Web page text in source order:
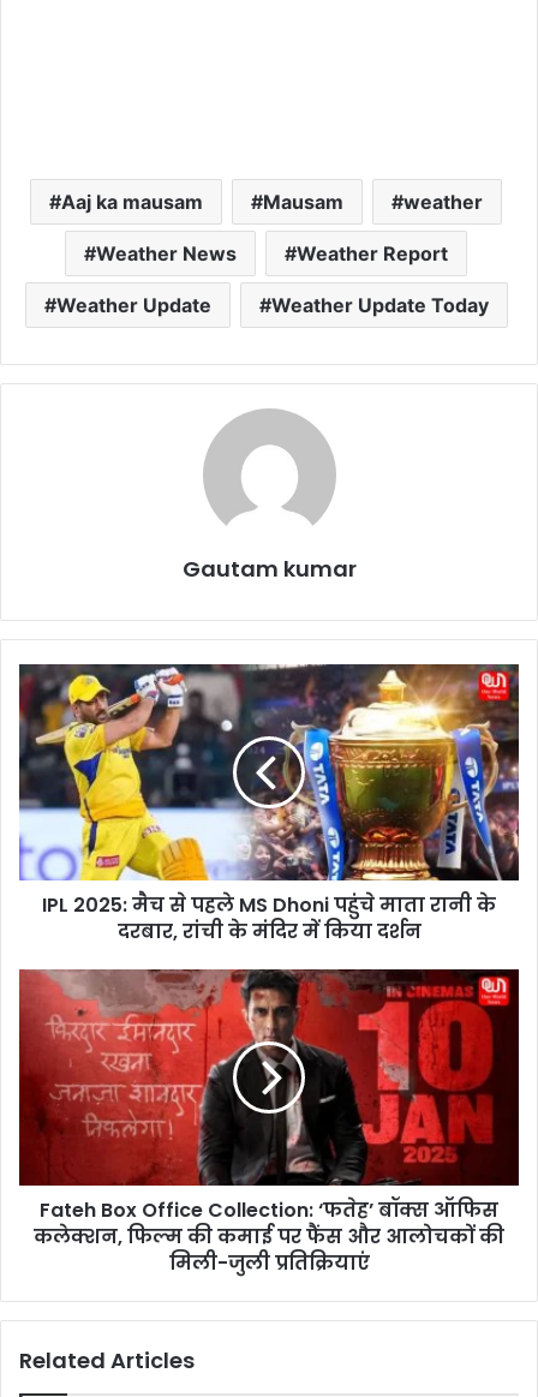
Aaj ka mausam Mausam weather
Weather News Weather Report
Weather Update Weather Update Today
Gautam kumar
I
P
L
2
2
:
मै
D
ता
नी
IPL 2025: मैच से पहले MS Dhoni पहुंचे माता रानी के
दरबार, रांची के मंदिर में किया दर्शन
O
o
Fateh Box Office Collection: ‘फतेह’ बॉक्स ऑफिस
कलेक्शन, फिल्म की कमाई पर फैंस और आलोचकों की
मिली-जुली प्रतिक्रियाएं
Related Articles